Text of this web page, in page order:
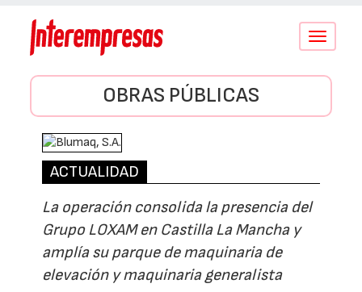
Conmutar
OBRAS PÚBLICAS
ACTUALIDAD
La operación consolida la presencia del
Grupo LOXAM en Castilla La Mancha y
amplía su parque de maquinaria de
elevación y maquinaria generalista